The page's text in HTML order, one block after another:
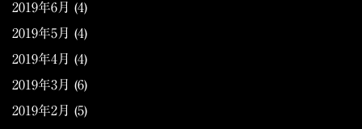
2019年6月 (4)
2019年5月 (4)
2019年4月 (4)
2019年3月 (6)
2019年2月 (5)